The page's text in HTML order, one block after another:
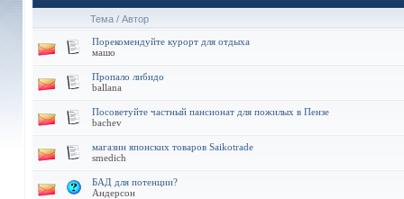
Тема / Автор
Порекомендуйте курорт для отдыха
машо
Пропало либидо
ballana
Посоветуйте частный пансионат для пожилых в Пензе
bachev
магазин японских товаров Saikotrade
smedich
БАД для потенции?
Андерсон